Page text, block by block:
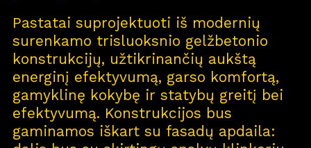
Pastatai suprojektuoti iš modernių
surenkamo trisluoksnio gelžbetonio
konstrukcijų, užtikrinančių aukštą
energinį efektyvumą, garso komfortą,
gamyklinę kokybę ir statybų greitį bei
efektyvumą. Konstrukcijos bus
gaminamos iškart su fasadų apdaila: